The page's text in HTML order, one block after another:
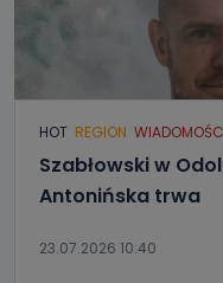
HOT REGION
Szabłowski w
Antonińska trwa
23.07.2026 10:40